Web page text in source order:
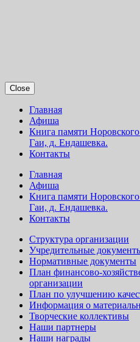
Close
Главная
Афиша
Книга памяти
Гаи, д. Ендашевка.
Контакты
Главная
Афиша
Книга памяти
Гаи, д. Ендашевка.
Контакты
Структура организации
Учредительные
Нормативные документы
План финансово-
организации
План по улучшению
Информация о
Творческие коллективы
Наши партнеры
Наши награды